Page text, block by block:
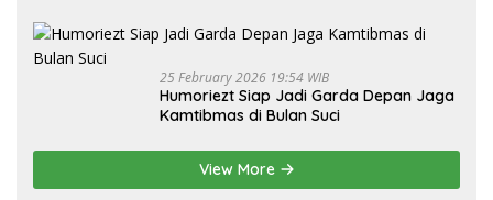
25 February 2026 19:54 WIB
Humoriezt Siap Jadi Garda Depan Jaga
Kamtibmas di Bulan Suci
View More